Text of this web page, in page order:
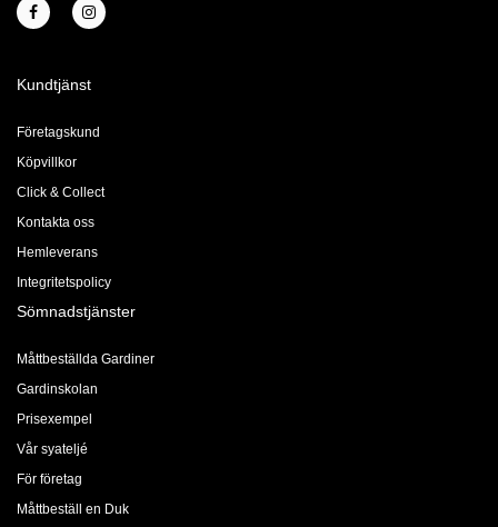
Kundtjänst
Företagskund
Köpvillkor
Click & Collect
Kontakta oss
Hemleverans
Integritetspolicy
Sömnadstjänster
Måttbeställda Gardiner
Gardinskolan
Prisexempel
Vår syateljé
För företag
Måttbeställ en Duk